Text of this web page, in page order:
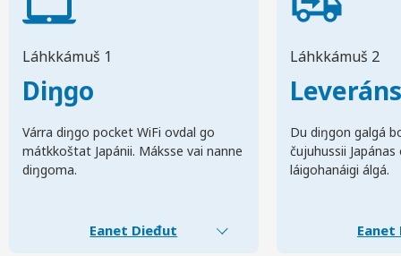
Láhkkámuš 1
Diŋgo
Várra diŋgo pocket WiFi ovdal go
mátkkoštat Japánii. Máksse vai nanne
diŋgoma.
Eanet Dieđut
Láhkkámuš 2
Du diŋgon galgá
čujuhussii
láigohanáigi álgá.
Eanet